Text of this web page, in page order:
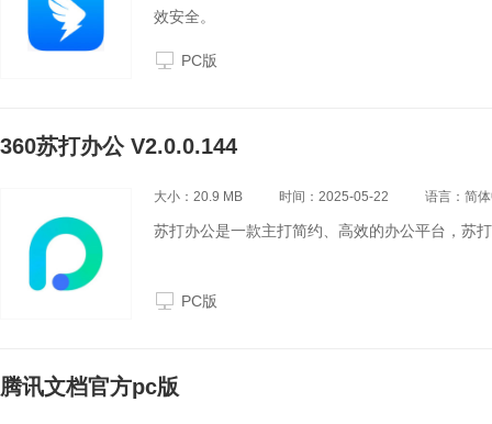
效安全。
PC版
360苏打办公 V2.0.0.144
大小：20.9 MB 时间：2025-05-22 语言：简
苏打办公是一款主打简约、高效的办公平台，苏
PC版
腾讯文档官方pc版